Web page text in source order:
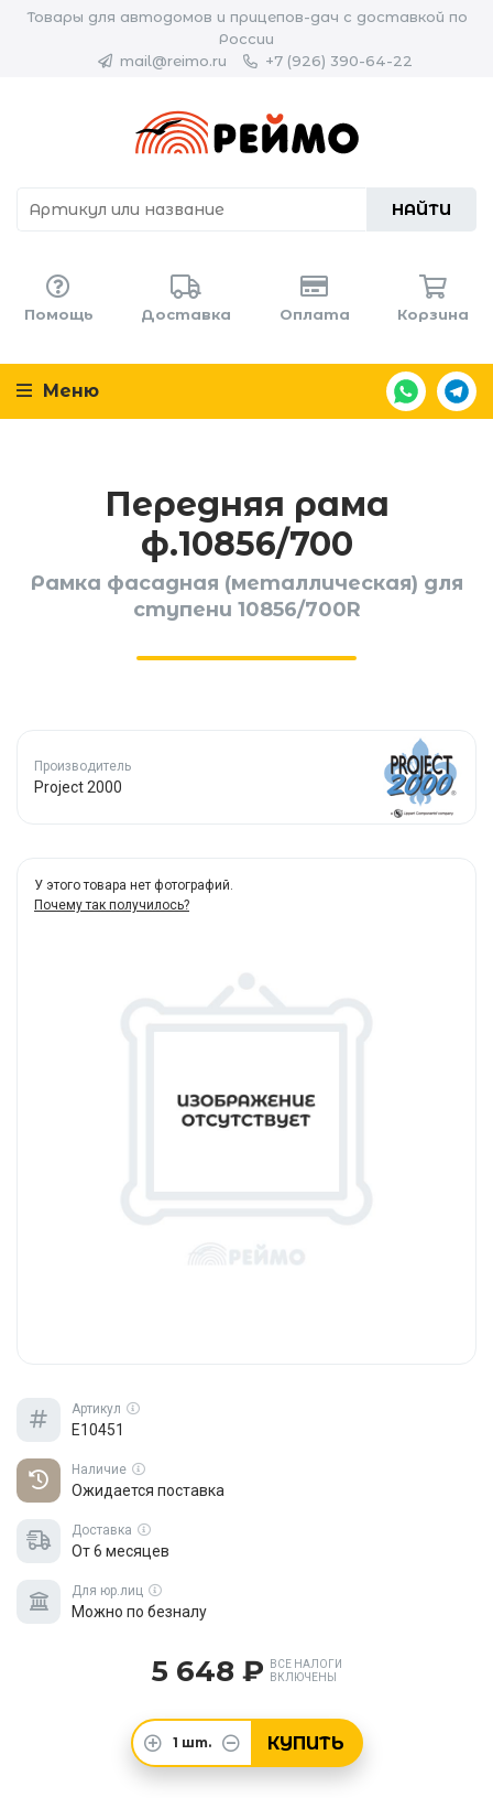
Товары для автодомов и прицепов-дач с доставкой по
России
mail@reimo.ru
+7 (926) 390-64-22
НАЙТИ
Помощь Доставка Оплата Корзина
Меню
Передняя рама
ф.10856/700
Рамка фасадная (металлическая) для
ступени 10856/700R
Производитель
Project 2000
У этого товара нет фотографий.
Почему так получилось?
Артикул
E10451
Наличие
Ожидается поставка
Доставка
От 6 месяцев
Для юр.лиц
Можно по безналу
5 648 ₽
ВСЕ НАЛОГИ
ВКЛЮЧЕНЫ
1 шт. КУПИТЬ